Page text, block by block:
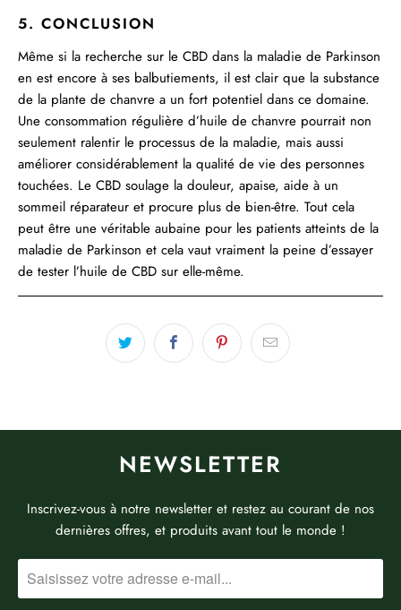
5. CONCLUSION
Même si la recherche sur le CBD dans la maladie de Parkinson
en est encore à ses balbutiements, il est clair que la substance
de la plante de chanvre a un fort potentiel dans ce domaine.
Une consommation régulière d’huile de chanvre pourrait non
seulement ralentir le processus de la maladie, mais aussi
améliorer considérablement la qualité de vie des personnes
touchées. Le CBD soulage la douleur, apaise, aide à un
sommeil réparateur et procure plus de bien-être. Tout cela
peut être une véritable aubaine pour les patients atteints de la
maladie de Parkinson et cela vaut vraiment la peine d’essayer
de tester l’huile de CBD sur elle-même.
NEWSLETTER
Inscrivez-vous à notre newsletter et restez au courant de nos
dernières offres, et produits avant tout le monde !